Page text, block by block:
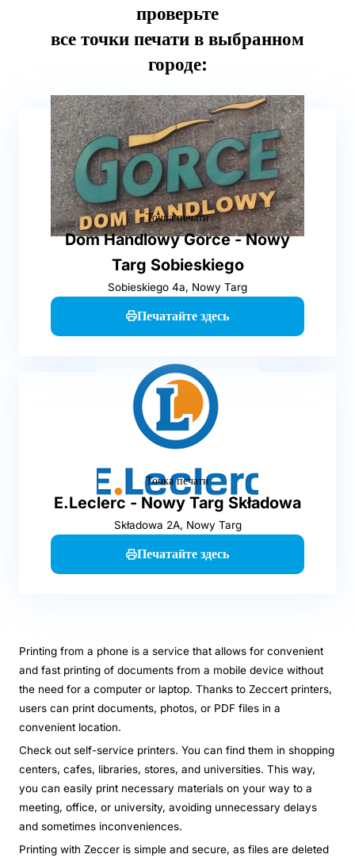
проверьте
все точки печати в выбранном
городе:
Точка печати
Dom Handlowy Gorce - Nowy
Targ Sobieskiego
Sobieskiego 4a, Nowy Targ
Печатайте здесь
Точка печати
E.Leclerc - Nowy Targ Składowa
Składowa 2A, Nowy Targ
Печатайте здесь
Printing from a phone is a service that allows for convenient
and fast printing of documents from a mobile device without
the need for a computer or laptop. Thanks to Zeccert printers,
users can print documents, photos, or PDF files in a
convenient location.
Check out self-service printers. You can find them in shopping
centers, cafes, libraries, stores, and universities. This way,
you can easily print necessary materials on your way to a
meeting, office, or university, avoiding unnecessary delays
and sometimes inconveniences.
Printing with Zeccer is simple and secure, as files are deleted